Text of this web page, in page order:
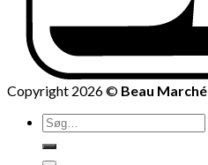
Copyright 2026 © Beau Marché
Søg
efter: